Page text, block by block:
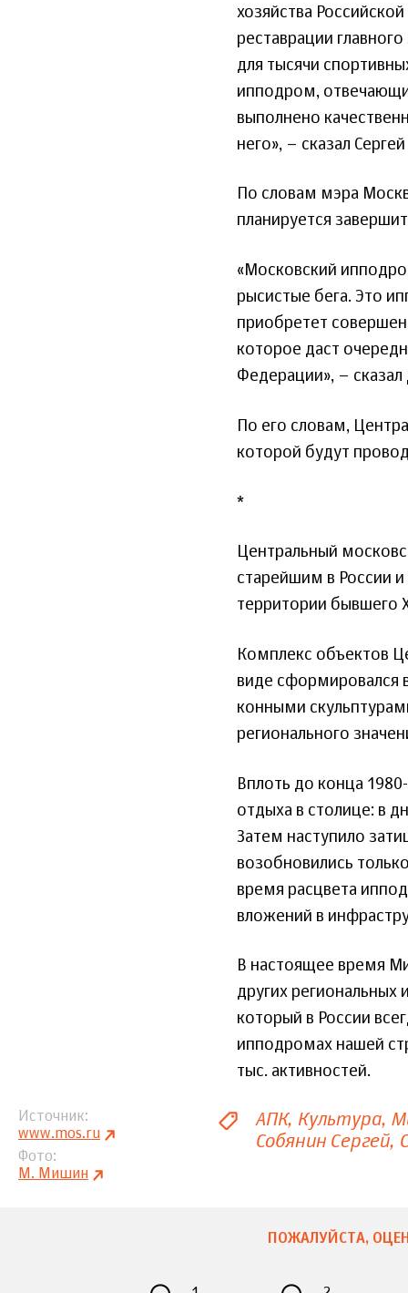
хозяйства
реставрации
для тысячи
ипподром,
выполнено
него», – сказал
По словам мэра
планируется
«Московский
рысистые бега. Это
приобретет
которое даст
Федерации», –
По его словам,
которой будут
*
Центральный
старейшим в России
территории бывшего
Комплекс объектов
виде сформировался
конными
регионального
Вплоть до конца
отдыха в столице: в
Затем наступило
возобновились
время расцвета
вложений в
В настоящее время
других
который в России
ипподромах нашей
тыс. активностей.
Источник
www.mos.ru
Фото
М. Мишин
АПК Культура
Собянин Сергей
ПОЖАЛУЙСТА,